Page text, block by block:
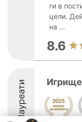
ги в
цели.
на ...
8.6
Лауреати